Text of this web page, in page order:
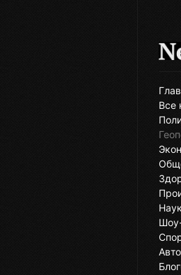
Все
Авто